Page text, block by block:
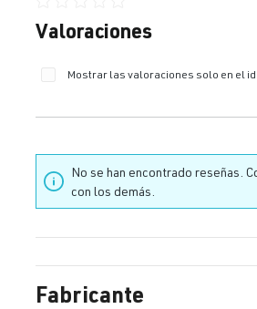
Calificación promedio de 0 de 5
Valoraciones
Mostrar las valoraciones solo en el
No se han encontrado reseñas.
con los demás.
Fabricante